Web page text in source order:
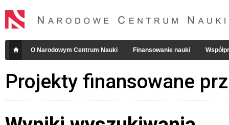
O Narodowym Centrum Nauki Finansowanie nauki
Projekty finansowane